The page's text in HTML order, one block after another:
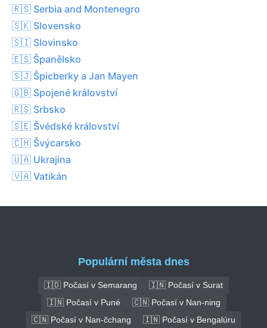
🇷🇸 Serbia and Montenegro
🇸🇰 Slovensko
🇸🇮 Slovinsko
🇪🇸 Španělsko
🇸🇯 Špicberky a Jan Mayen
🇬🇧 Spojené království
🇷🇸 Srbsko
🇸🇪 Švédské království
🇨🇭 Švýcarsko
🇺🇦 Ukrajina
🇻🇦 Vatikán
Populární města dnes
🇮🇩 Počasí v Semarang
🇮🇳 Počasí v Surat
🇮🇳 Počasí v Puné
🇨🇳 Počasí v Nan-ning
🇨🇳 Počasí v Nan-čchang
🇮🇳 Počasí v Bengalúru